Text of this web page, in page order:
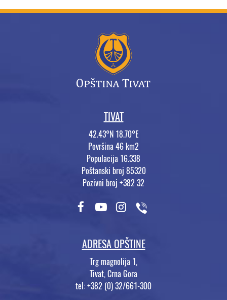
TIVAT
42.43°N 18.70°E
Površina 46 km2
Populacija 16.338
Poštanski broj 85320
Pozivni broj +382 32
ADRESA OPŠTINE
Trg magnolija 1,
Tivat, Crna Gora
tel: +382 (0) 32/661-300